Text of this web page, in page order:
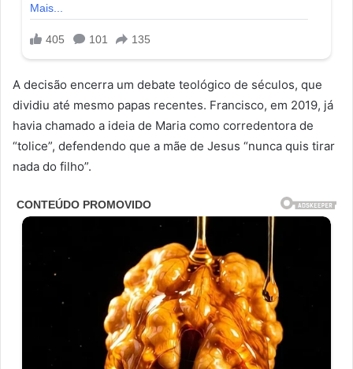
A decisão encerra um debate teológico de séculos, que
dividiu até mesmo papas recentes. Francisco, em 2019, já
havia chamado a ideia de Maria como corredentora de
“tolice”, defendendo que a mãe de Jesus “nunca quis tirar
nada do filho”.